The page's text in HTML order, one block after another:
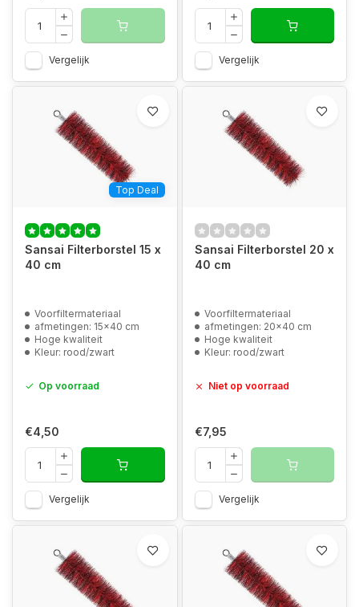
Vergelijk Vergelijk
Top Deal
Sansai Filterborstel 15 x
40 cm
Voorfiltermateriaal
afmetingen: 15x40 cm
Hoge kwaliteit
Kleur: rood/zwart
Op voorraad
€4,50
Vergelijk
Sansai Filterborstel 20 x
40 cm
Voorfiltermateriaal
afmetingen: 20x40 cm
Hoge kwaliteit
Kleur: rood/zwart
Niet op voorraad
€7,95
Vergelijk